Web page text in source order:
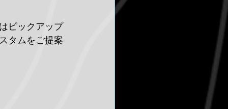
ピックアップ
タムをご提案